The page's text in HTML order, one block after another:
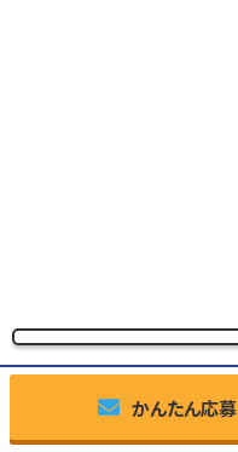
かんたん応募